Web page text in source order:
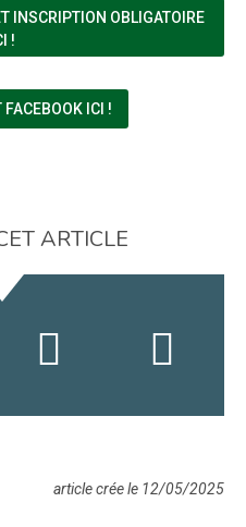
INSCRIPTION OBLIGATOIRE
!
FACEBOOK ICI !(NOUVELLE
ARTICLE
article crée le 12/05/2025